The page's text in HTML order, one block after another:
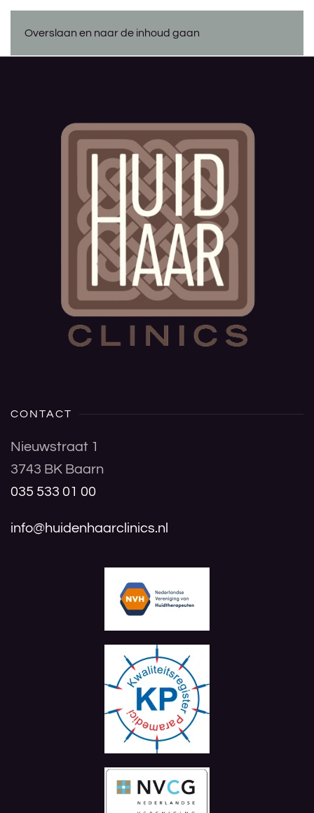
Overslaan en naar de inhoud gaan
CONTACT
Nieuwstraat 1
3743 BK Baarn
035 533 01 00
info@huidenhaarclinics.nl